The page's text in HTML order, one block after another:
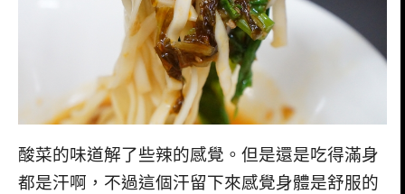
酸菜的味道解了些辣的感覺。但是還是吃得滿身
都是汗啊，不過這個汗留下來感覺身體是舒服的